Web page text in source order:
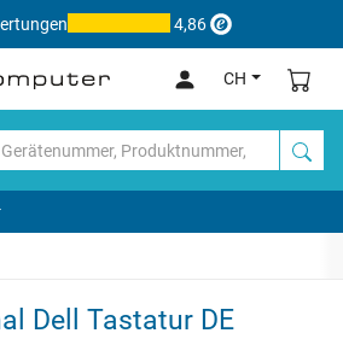
4,86
CH
Dell Tastatur DE